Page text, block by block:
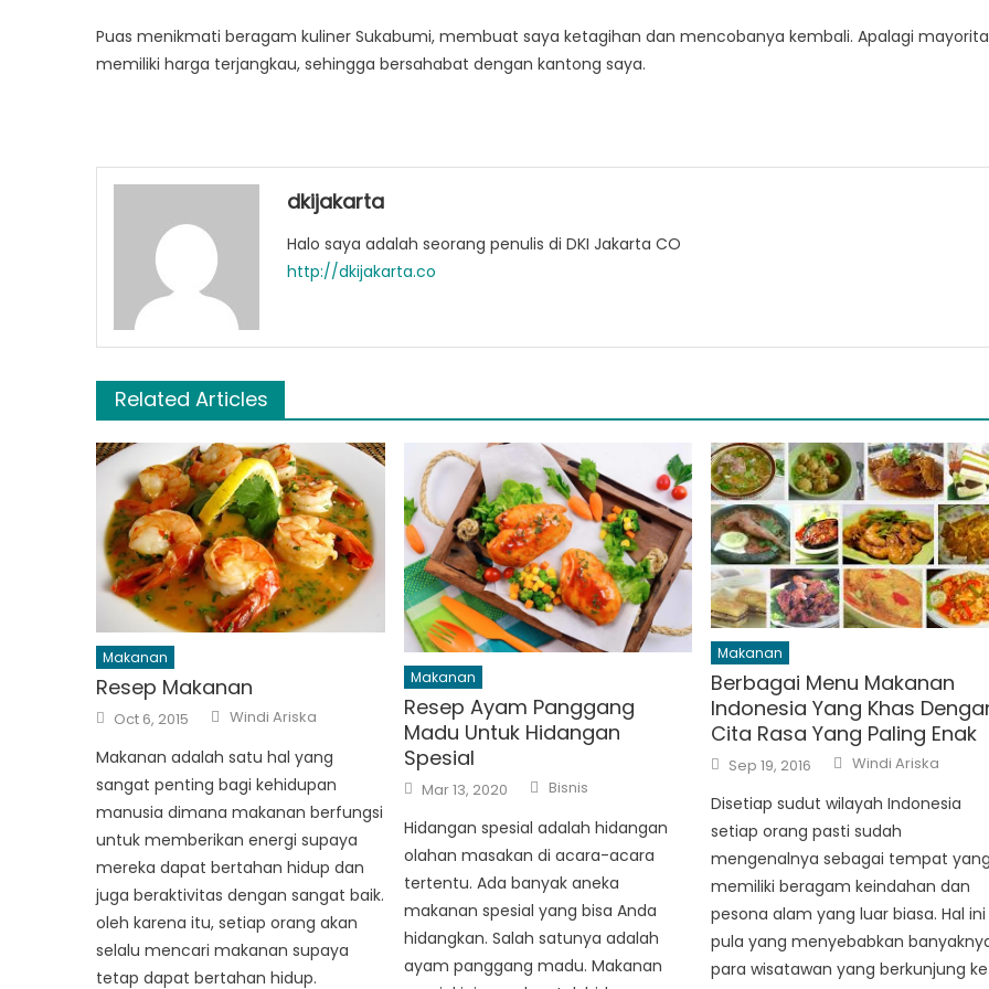
Puas menikmati beragam kuliner Sukabumi, membuat saya ketagihan dan mencobanya kembali. Apalagi
memiliki harga terjangkau, sehingga bersahabat dengan kantong saya.
dkijakarta
Halo saya adalah seorang penulis di DKI Jakarta CO
http://dkijakarta.co
Related Articles
Makanan
Resep Makanan
Posted
on
Oct 6, 2015 Author
Windi Ariska
Makanan adalah satu hal yang
sangat penting bagi kehidupan
manusia dimana makanan berfungsi
untuk memberikan energi supaya
mereka dapat bertahan hidup dan
juga beraktivitas dengan sangat baik.
oleh karena itu, setiap orang akan
selalu mencari makanan supaya
tetap dapat bertahan hidup.
Makanan
Resep Ayam Panggang
Madu Untuk Hidangan
Spesial
Posted
on
Mar 13, 2020 Author
Bisnis
Hidangan spesial adalah hidangan
olahan masakan di acara-acara
tertentu. Ada banyak aneka
makanan spesial yang bisa Anda
hidangkan. Salah satunya adalah
ayam panggang madu. Makanan
Makanan
Berbagai Menu Makanan
Indonesia Yang Khas
Cita Rasa Yang Paling Enak
Posted
on
Sep 19, 2016 Author
Windi Ariska
Disetiap sudut wilayah Indonesia
setiap orang pasti sudah
mengenalnya sebagai tempat
memiliki beragam keindahan dan
pesona alam yang luar biasa. Hal ini
pula yang menyebabkan
para wisatawan yang berkunjung ke